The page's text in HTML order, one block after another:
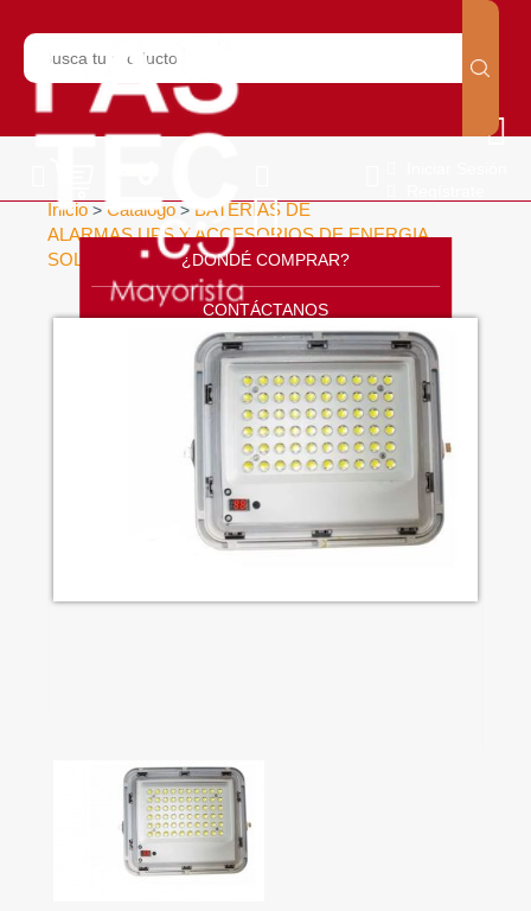
¿DONDÉ COMPRAR?
CONTÁCTANOS
SOPORTE
CÁTALOGO
INICIO
Inicio > Catálogo > BATERIAS DE
ALARMAS UPS Y ACCESORIOS DE ENERGIA
SOLAR
ACCESORIOS >LÁMPARA 60W